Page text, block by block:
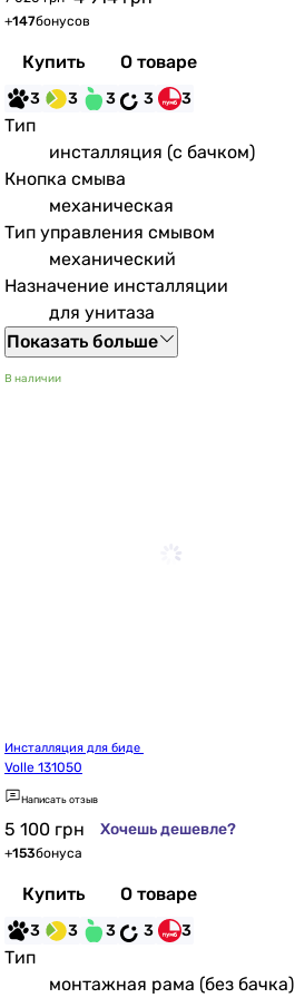
+147бонусов
Купить О товаре
3 3 3 3 3
Тип
инсталляция (с бачком)
Кнопка смыва
механическая
Тип управления смывом
механический
Назначение инсталляции
для унитаза
Показать больше
В наличии
Volle 131050
Написать отзыв
5 100 грн Хочешь дешевле?
+153бонуса
Купить О товаре
3 3 3 3 3
Тип
монтажная рама (без бачка)